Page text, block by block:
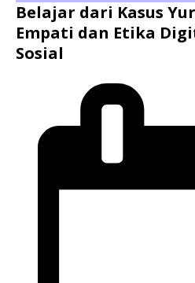
Belajar dari Kasus
Empati dan Etika
Sosial